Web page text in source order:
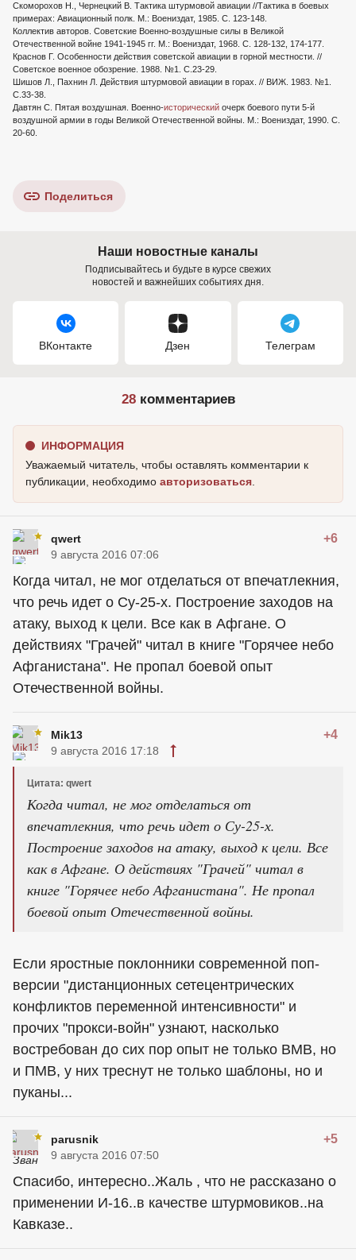
Скоморохов Н., Чернецкий В. Тактика штурмовой авиации //Тактика в боевых
примерах: Авиационный полк. М.: Воениздат, 1985. С. 123-148.
Коллектив авторов. Советские Военно-воздушные силы в Великой
Отечественной войне 1941-1945 гг. М.: Воениздат, 1968. С. 128-132, 174-177.
Краснов Г. Особенности действия советской авиации в горной местности. //
Советское военное обозрение. 1988. №1. С.23-29.
Шишов Л., Пахнин Л. Действия штурмовой авиации в горах. // ВИЖ. 1983. №1.
С.33-38.
Давтян С. Пятая воздушная. Военно-исторический очерк боевого пути 5-й
воздушной армии в годы Великой Отечественной войны. М.: Воениздат, 1990. С.
20-60.
Поделиться
Наши новостные каналы
Подписывайтесь и будьте в курсе свежих
новостей и важнейших событиях дня.
ВКонтакте Дзен Телеграм
28комментариев
ИНФОРМАЦИЯ
Уважаемый читатель, чтобы оставлять комментарии к
публикации, необходимо авторизоваться
qwert +6
9 августа 2016 07:06
Когда читал, не мог отделаться от впечатлекния,
что речь идет о Су-25-х. Построение заходов на
атаку, выход к цели. Все как в Афгане. О
действиях "Грачей" читал в книге "Горячее небо
Афганистана". Не пропал боевой опыт
Отечественной войны.
Mik13 +4
9 августа 2016 17:18
Цитата: qwert
Когда читал, не мог отделаться от
впечатлекния, что речь идет о Су-25-х.
Построение заходов на атаку, выход к цели. Все
как в Афгане. О действиях "Грачей" читал в
книге "Горячее небо Афганистана". Не пропал
боевой опыт Отечественной войны.
Если яростные поклонники современной поп-
версии "дистанционных сетецентрических
конфликтов переменной интенсивности" и
прочих "прокси-войн" узнают, насколько
востребован до сих пор опыт не только ВМВ, но
и ПМВ, у них треснут не только шаблоны, но и
пуканы...
parusnik +5
9 августа 2016 07:50
Спасибо, интересно..Жаль , что не рассказано о
применении И-16..в качестве штурмовиков..на
Кавказе..